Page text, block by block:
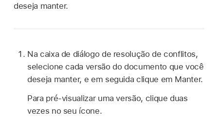
deseja manter.
Na caixa de diálogo de resolução de conflitos,
selecione cada versão do documento que você
deseja manter, e em seguida clique em Manter.
Para pré-visualizar uma versão, clique duas
vezes no seu ícone.